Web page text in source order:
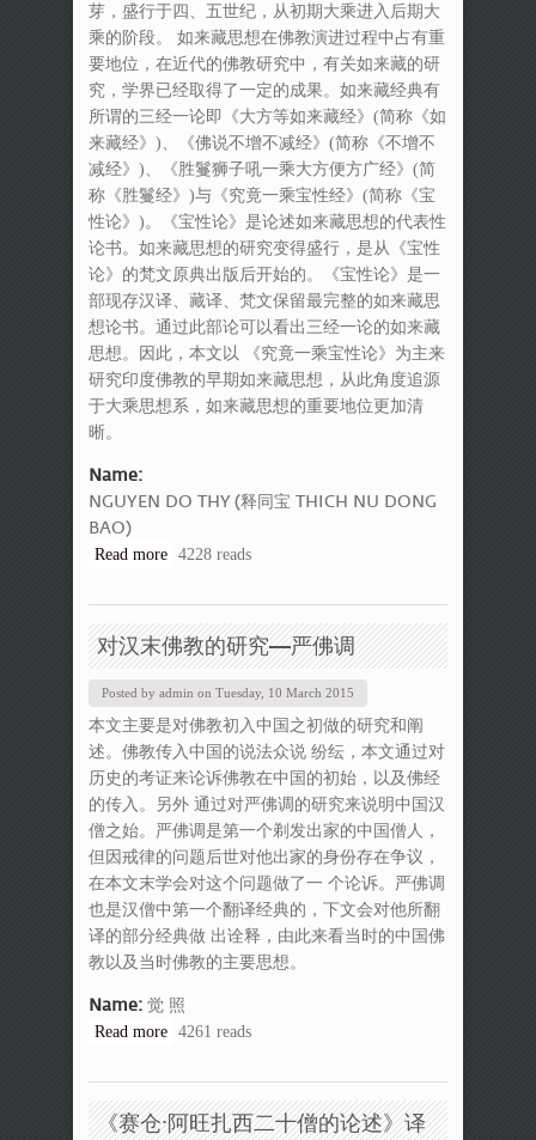
芽，盛行于四、五世纪，从初期大乘进入后期大
乘的阶段。 如来藏思想在佛教演进过程中占有重
要地位，在近代的佛教研究中，有关如来藏的研
究，学界已经取得了一定的成果。如来藏经典有
所谓的三经一论即《大方等如来藏经》(简称《如
来藏经》)、《佛说不增不减经》(简称《不增不
减经》)、《胜鬘狮子吼一乘大方便方广经》(简
称《胜鬘经》)与《究竟一乘宝性经》(简称《宝
性论》)。《宝性论》是论述如来藏思想的代表性
论书。如来藏思想的研究变得盛行，是从《宝性
论》的梵文原典出版后开始的。《宝性论》是一
部现存汉译、藏译、梵文保留最完整的如来藏思
想论书。通过此部论可以看出三经一论的如来藏
思想。因此，本文以 《究竟一乘宝性论》为主来
研究印度佛教的早期如来藏思想，从此角度追源
于大乘思想系，如来藏思想的重要地位更加清
晰。
Name:
NGUYEN DO THY (释同宝 THICH NU DONG
BAO)
Read moreabout 大乘佛教的如来藏思想
4228 reads
对汉末佛教的研究—严佛调
Posted by admin on Tuesday, 10 March 2015
本文主要是对佛教初入中国之初做的研究和阐
述。佛教传入中国的说法众说 纷纭，本文通过对
历史的考证来论诉佛教在中国的初始，以及佛经
的传入。另外 通过对严佛调的研究来说明中国汉
僧之始。严佛调是第一个剃发出家的中国僧人，
但因戒律的问题后世对他出家的身份存在争议，
在本文末学会对这个问题做了一 个论诉。严佛调
也是汉僧中第一个翻译经典的，下文会对他所翻
译的部分经典做 出诠释，由此来看当时的中国佛
教以及当时佛教的主要思想。
Name: 觉 照
Read moreabout 对汉末佛教的研究—严佛调
4261 reads
《赛仓·阿旺扎西二十僧的论述》译